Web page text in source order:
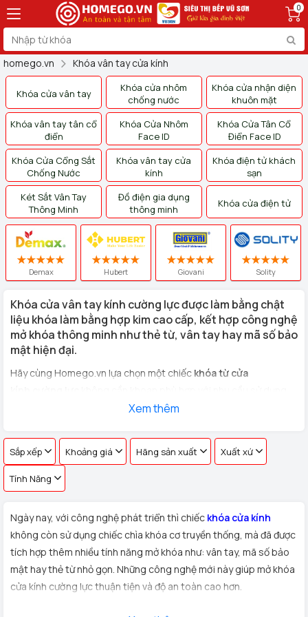
0
homego.vn Khóa vân tay cửa kính
Khóa cửa vân tay
Khóa cửa nhôm
chống nước
Khóa cửa nhận diện
khuôn mặt
Khóa vân tay tân cổ
điển
Khóa Cửa Nhôm
Face ID
Khóa Cửa Tân Cổ
Điển Face ID
Khóa Cửa Cổng Sắt
Chống Nước
Khóa vân tay cửa
kính
Khóa điện tử khách
sạn
Két Sắt Vân Tay
Thông Minh
Đồ điện gia dụng
thông minh
Khóa cửa điện tử
Demax Hubert Giovani Solity
Khóa cửa vân tay kính cường lực được làm bằng chật
liệu khóa làm bằng hợp kim cao cấp, kết hợp công nghệ
mở khóa thông minh như thẻ từ, vân tay hay mã số bảo
mật hiện đại.
Hãy cùng Homego.vn lựa chọn một chiếc khóa từ cửa
cửa kính văn phòng, cửa hàng, nhà riêng
Xem thêm
Sắp xếp Khoảng giá Hãng sản xuất Xuất xứ
Tính Năng
Ngày nay, với công nghệ phát triển thì chiếc khóa cửa kính
không còn sử dụng chiếc chìa khóa cơ truyền thống, mà đã được
tích hợp thêm nhiều tính năng mở khóa như: vân tay, mã số bảo
mật hay thẻ từ nhỏ gọn. Những công nghệ mới này giúp mở khóa
cửa kính cường lực thuận tiện và độ an toàn cao hơn.